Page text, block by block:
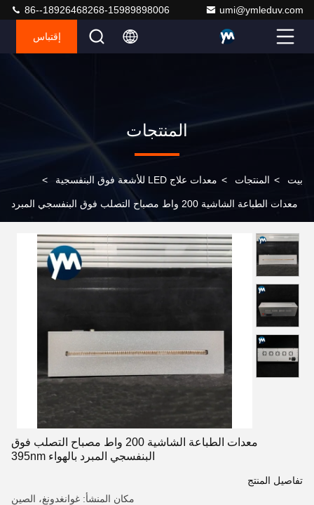
umi@ymleduv.com
86--18926468268-15989898006
إقتباس
المنتجات
بيت > المنتجات > معدات علاج LED للأشعة فوق البنفسجية >
معدات الطباعة الشاشية 200 واط مصباح التصلب فوق البنفسجي المبرد
معدات الطباعة الشاشية 200 واط مصباح التصلب فوق
البنفسجي المبرد بالهواء 395nm
تفاصيل المنتج
مكان المنشأ: غوانغدونغ، الصين